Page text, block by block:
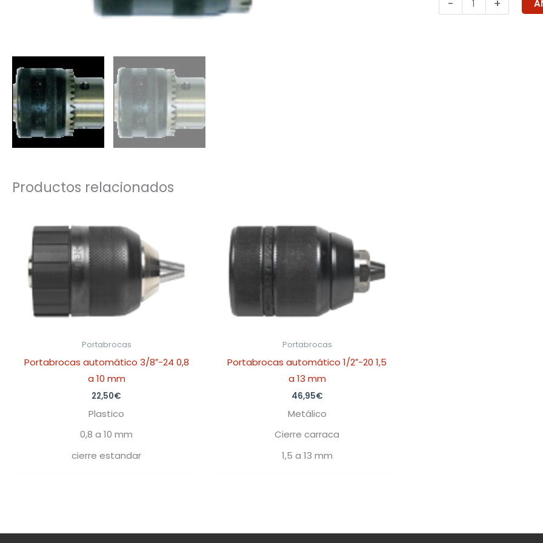
- +
Productos relacionados
Portabrocas
Portabrocas automático 3/8″-24 0,8
a 10 mm
22,50€
Plastico
0,8 a 10 mm
cierre estandar
Portabrocas
Portabrocas automático 1/2″-20 1,5
a 13 mm
46,95€
Metálico
Cierre carraca
1,5 a 13 mm